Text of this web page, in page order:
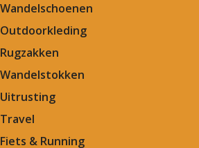
Wandelschoenen
Outdoorkleding
Rugzakken
Wandelstokken
Uitrusting
Travel
Fiets & Running